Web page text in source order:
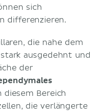
sich
differenzieren.
die nahe dem
ausgedehnt und
der
diesem Bereich
die verlängerte